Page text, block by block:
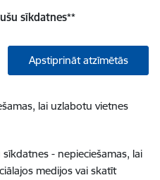
sīkdatnes**
Apstiprināt atzīmētās
lai uzlabotu vietnes
- nepieciešamas, lai
medijos vai skatīt